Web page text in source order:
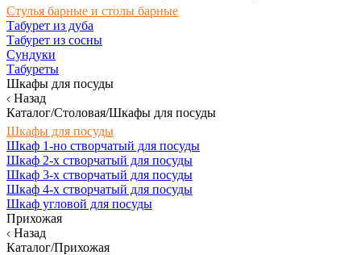
Стулья барные и столы барные
Табурет из дуба
Табурет из сосны
Сундуки
Табуреты
Шкафы для посуды
Назад
Каталог/Столовая/Шкафы для посуды
Шкафы для посуды
Шкаф 1-но створчатый для посуды
Шкаф 2-х створчатый для посуды
Шкаф 3-х створчатый для посуды
Шкаф 4-х створчатый для посуды
Шкаф угловой для посуды
Прихожая
Назад
Каталог/Прихожая